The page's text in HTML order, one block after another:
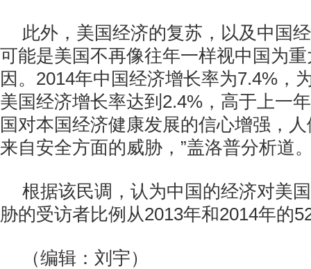
此外，美国经济的复苏，以及中国
可能是美国不再像往年一样视中国为
因。2014年中国经济增长率为7.4%，
美国经济增长率达到2.4%，高于上一
国对本国经济健康发展的信心增强，
来自安全方面的威胁，”盖洛普分析道
根据该民调，认为中国的经济对美
胁的受访者比例从2013年和2014年的
（编辑：刘宇）